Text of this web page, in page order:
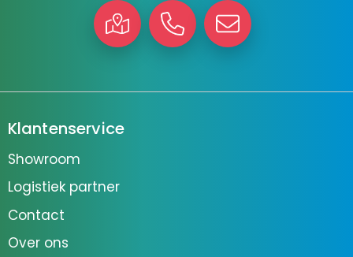
Klantenservice
Showroom
Logistiek partner
Contact
Over ons